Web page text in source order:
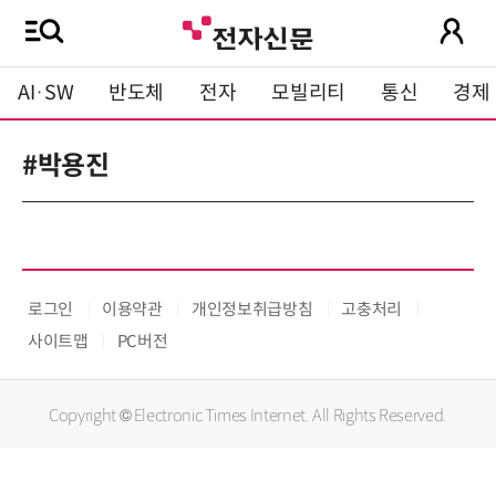
AI·SW 반도체 전자 모빌리티 통신 경제
#박용진
로그인 이용약관 개인정보취급방침
고충처리
사이트맵
PC버전
Copyright © Electronic Times Internet. All Rights Reserved.